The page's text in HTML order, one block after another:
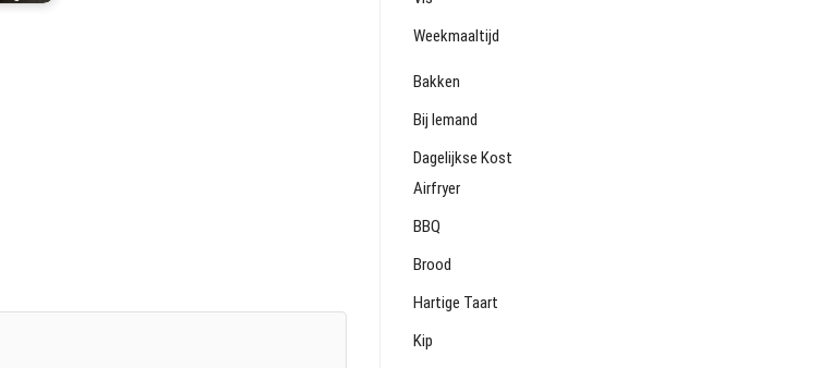
Weekmaaltijd
Bakken
Bij Iemand
Dagelijkse Kost
Airfryer
BBQ
Brood
Hartige Taart
Kip